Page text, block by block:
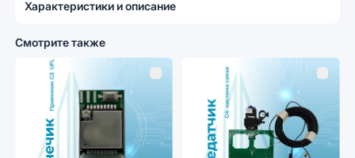
Характеристики и описание
Смотрите также